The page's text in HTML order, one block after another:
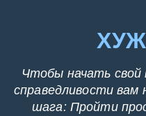
Чтобы начать свой
справедливости вам
шага: Пройти